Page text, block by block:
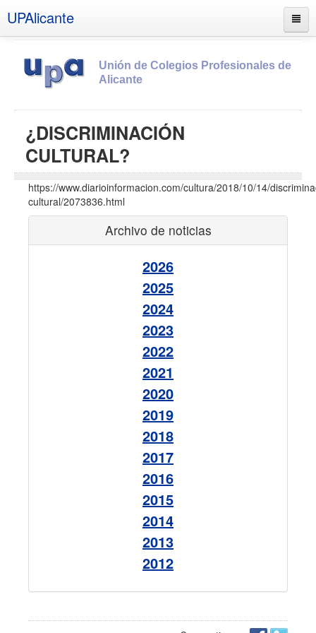
UPAlicante
Unión de Colegios Profesionales de
Alicante
Información
Estatutos
Documentos
¿DISCRIMINACIÓN
CULTURAL?
https://www.diarioinformacion.com/cultura/2018/10/14/
cultural/2073836.html
Archivo de noticias
2026
2025
2024
2023
2022
2021
2020
2019
2018
2017
2016
2015
2014
2013
2012